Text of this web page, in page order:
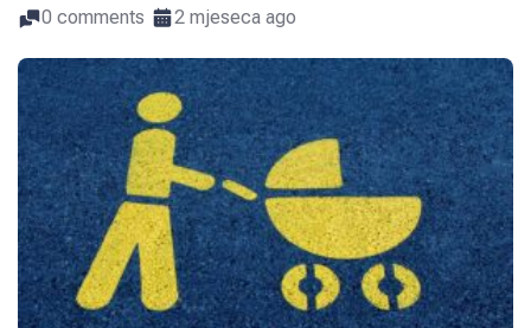
0 comments 2 mjeseca ago